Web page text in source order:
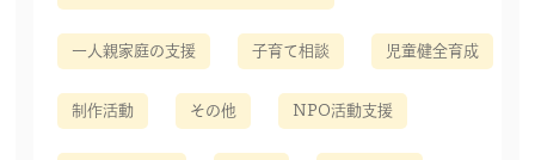
一人親家庭の支援 子育て相談 児童健全育成
制作活動 その他 NPO活動支援